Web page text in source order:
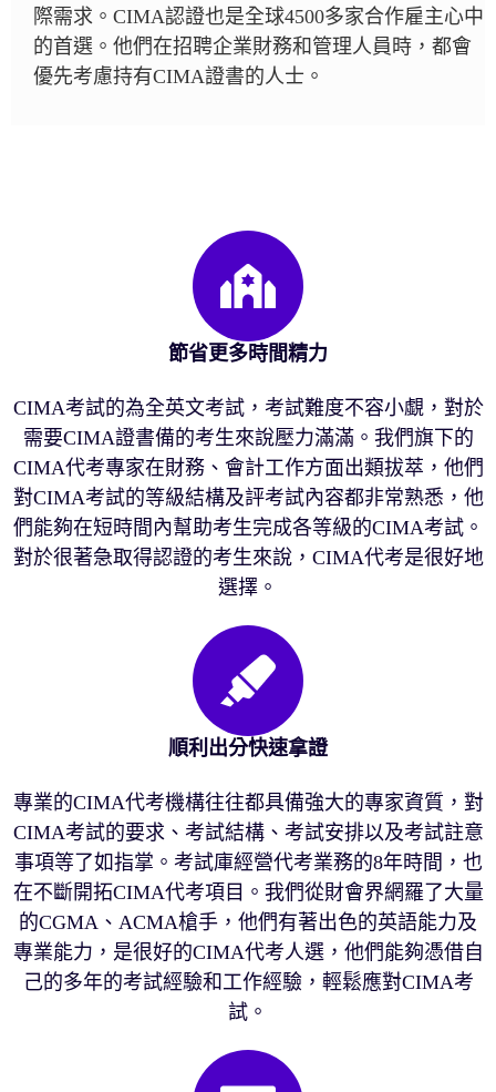
際需求。CIMA認證也是全球4500多家合作雇主心中
的首選。他們在招聘企業財務和管理人員時，都會
優先考慮持有CIMA證書的人士。
節省更多時間精力
CIMA考試的為全英文考試，考試難度不容小覷，對於
需要CIMA證書備的考生來說壓力滿滿。我們旗下的
CIMA代考專家在財務、會計工作方面出類拔萃，他們
對CIMA考試的等級結構及評考試內容都非常熟悉，他
們能夠在短時間內幫助考生完成各等級的CIMA考試。
對於很著急取得認證的考生來說，CIMA代考是很好地
選擇。
順利出分快速拿證
專業的CIMA代考機構往往都具備強大的專家資質，對
CIMA考試的要求、考試結構、考試安排以及考試註意
事項等了如指掌。考試庫經營代考業務的8年時間，也
在不斷開拓CIMA代考項目。我們從財會界網羅了大量
的CGMA、ACMA槍手，他們有著出色的英語能力及
專業能力，是很好的CIMA代考人選，他們能夠憑借自
己的多年的考試經驗和工作經驗，輕鬆應對CIMA考
試。